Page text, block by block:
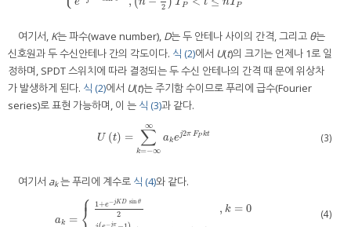
e n
2
T P t nT P
여기서, K는 파수(wave number), D는 두 안테나 사이의 간격, 그리고 θ는
신호원과 두 수신안테나 간의 각도이다. 식 (2)에서 U(t)의 크기는 언제나 1로 일
정하며, SPDT 스위치에 따라 결정되는 두 수신 안테나의 간격 때 문에 위상차
가 발생하게 된다. 식 (2)에서 U(t)는 주기함 수이므로 푸리에 급수(Fourier
series)로 표현 가능하며, 이 는 식 (3)과 같다.
U (t) = ∑
k=−∞
∞
akej2π FP kt
U (t)= ∑k= −∞ ∞ kej2πFPkt (3)
여기서 ak는 푸리에 계수로 식 (4)와 같다.
ak = ⎧
⎪ 1+e−jKD sin θ
2
−jπ
, k = 0
ak ={1 +e jK Dsin θ
(4)